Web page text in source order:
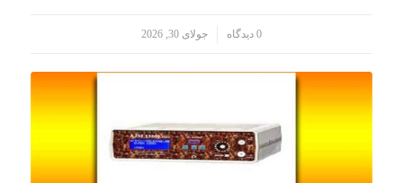
0 دیدگاه جولای 30, 2026